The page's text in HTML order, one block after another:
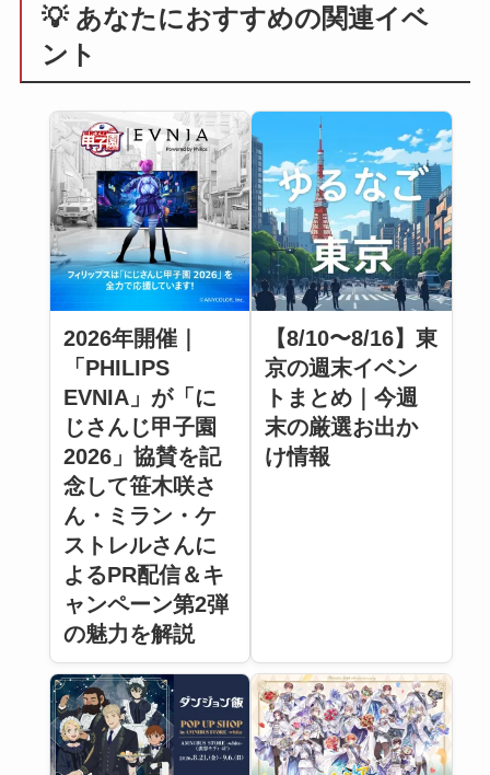
💡 あなたにおすすめの関連イベ
ント
2026年開催｜
「PHILIPS
EVNIA」が「に
じさんじ甲子園
2026」協賛を記
念して笹木咲さ
ん・ミラン・ケ
ストレルさんに
よるPR配信＆キ
ャンペーン第2弾
の魅力を解説
【8/10〜8/16】東
京の週末イベン
トまとめ｜今週
末の厳選お出か
け情報